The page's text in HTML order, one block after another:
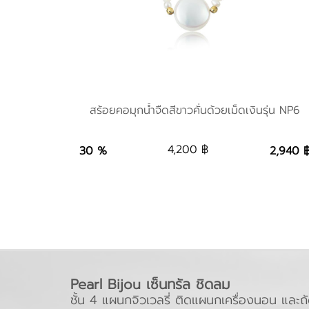
สร้อยคอมุกน้ำจืดสีขาวคั่นด้วยเม็ดเงินรุ่น NP6
2,940 ฿ Add to
สร้อยคอมุกน้ำจืดสีขาวคั่นด้วยเม็ดเงินรุ่น NP6
30 % 4,200 ฿ 2,940
Pearl Bijou เซ็นทรัล ชิดลม
ชั้น 4 แผนกจิวเวลรี่ ติดแผนกเครื่องนอน และ